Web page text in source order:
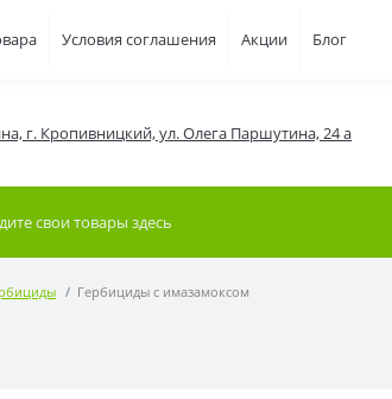
Условия соглашения Акции Блог
г. Кропивницкий, ул. Олега Паршутина, 24 а
Гербициды с имазамоксом